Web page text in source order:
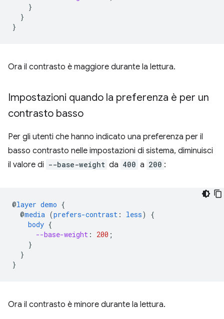
}
}
}
Ora il contrasto è maggiore durante la lettura.
Impostazioni quando la preferenza è per un
contrasto basso
Per gli utenti che hanno indicato una preferenza per il
basso contrasto nelle impostazioni di sistema, diminuisci
il valore di --base-weight da 400 a 200 :
@layer demo {
@media (prefers-contrast : less)
{
body {
--base-weight : 200 ;
}
}
}
Ora il contrasto è minore durante la lettura.